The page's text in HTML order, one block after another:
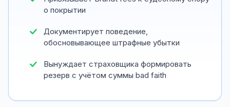
о покрытии
Документирует поведение,
обосновывающее штрафные убытки
Вынуждает страховщика формировать
резерв с учётом суммы bad faith